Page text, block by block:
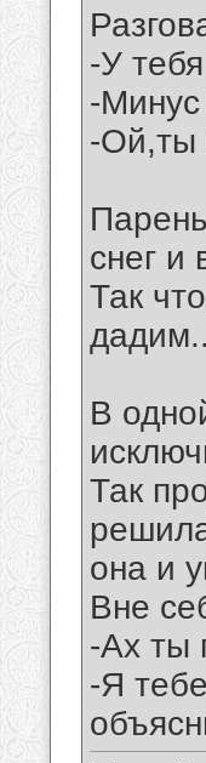
-У
-Минус
-Ой,ты
снег и
Так
В
Так
она и
Вне
-Ах ты
-Я